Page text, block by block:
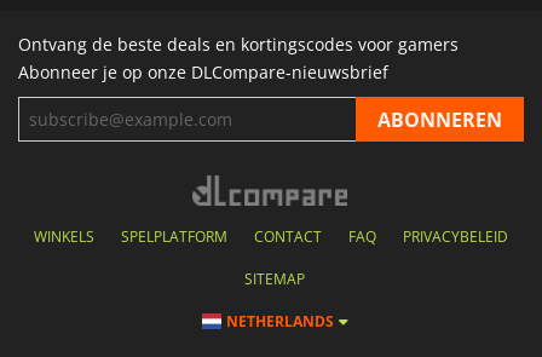
Ontvang de beste deals en kortingscodes voor gamers
Abonneer je op onze DLCompare-nieuwsbrief
WINKELS SPELPLATFORM CONTACT FAQ PRIVACYBELEID
SITEMAP
NETHERLANDS